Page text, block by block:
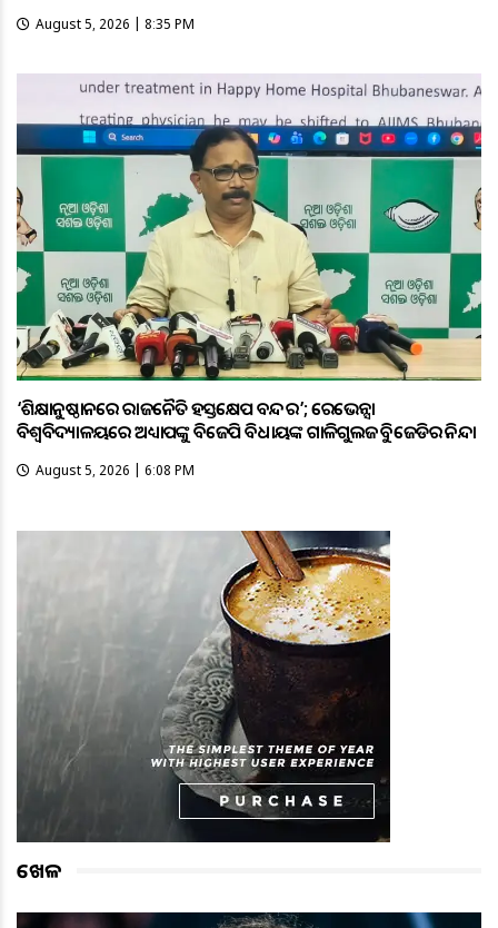
August 5, 2026 | 8:35 PM
‘ଶିକ୍ଷାନୁଷ୍ଠାନରେ ରାଜନୈତିକ ହସ୍ତକ୍ଷେପ ବନ୍ଦ କର’; ରେଭେନ୍ସା
ବିଶ୍ୱବିଦ୍ୟାଳୟରେ ଅଧ୍ୟାପକଙ୍କୁ ବିଜେପି ବିଧାୟକଙ୍କ ଗାଳିଗୁଲଜକୁ ବିଜେଡିର ନିନ୍ଦା
August 5, 2026 | 6:08 PM
ଖେଳ